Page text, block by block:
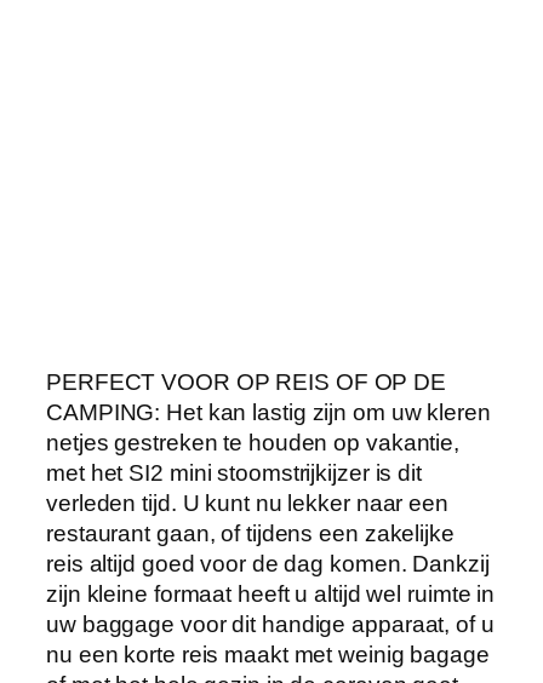
i
j
z
e
r
|
3
7
5
W
PERFECT VOOR OP REIS OF OP DE
CAMPING: Het kan lastig zijn om uw kleren
netjes gestreken te houden op vakantie,
met het SI2 mini stoomstrijkijzer is dit
verleden tijd. U kunt nu lekker naar een
restaurant gaan, of tijdens een zakelijke
reis altijd goed voor de dag komen. Dankzij
zijn kleine formaat heeft u altijd wel ruimte in
uw baggage voor dit handige apparaat, of u
nu een korte reis maakt met weinig bagage